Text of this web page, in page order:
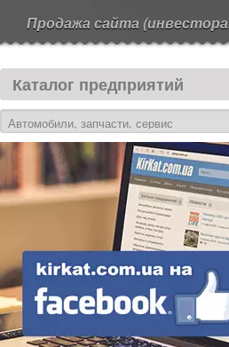
Продажа сайта
Каталог предприятий